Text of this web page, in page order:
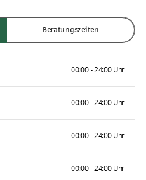
Beratungszeiten
00:00 - 24:00 Uhr
00:00 - 24:00 Uhr
00:00 - 24:00 Uhr
00:00 - 24:00 Uhr